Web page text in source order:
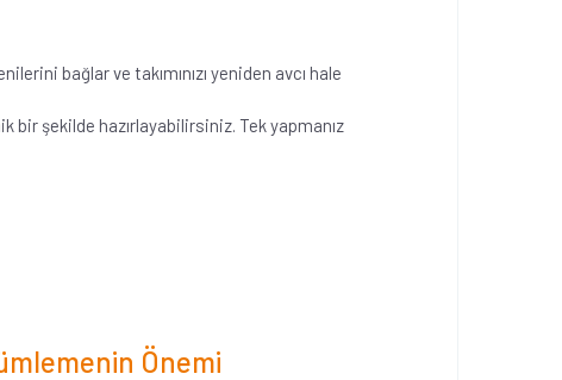
bağlar ve takımınızı yeniden avcı hale
şekilde hazırlayabilirsiniz. Tek yapmanız
Önemi